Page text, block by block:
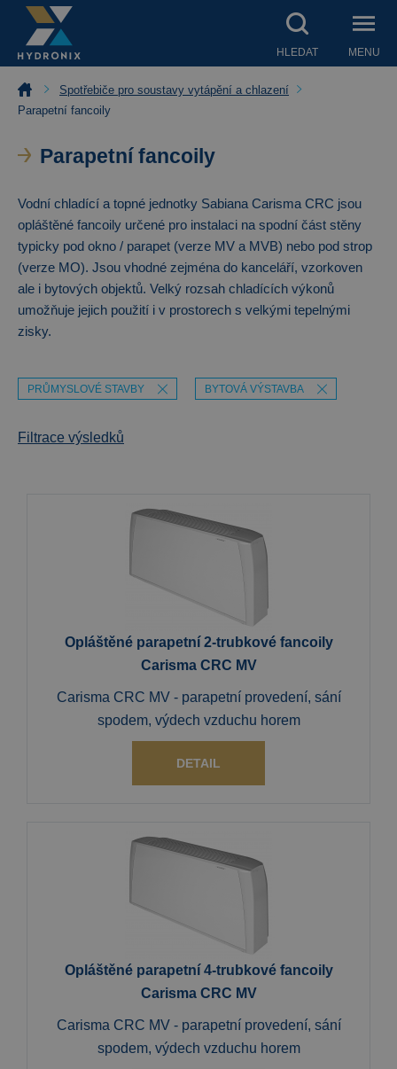
HLEDAT MENU
Spotřebiče pro soustavy vytápění a chlazení
Parapetní fancoily
Parapetní fancoily
Vodní chladící a topné jednotky Sabiana Carisma CRC jsou
opláštěné fancoily určené pro instalaci na spodní část stěny
typicky pod okno / parapet (verze MV a MVB) nebo pod strop
(verze MO). Jsou vhodné zejména do kanceláří, vzorkoven
ale i bytových objektů. Velký rozsah chladících výkonů
umožňuje jejich použití i v prostorech s velkými tepelnými
zisky.
PRŮMYSLOVÉ STAVBY BYTOVÁ VÝSTAVBA
Filtrace výsledků
Opláštěné parapetní 2-trubkové fancoily
Carisma CRC MV
Carisma CRC MV - parapetní provedení, sání
spodem, výdech vzduchu horem
DETAIL
Opláštěné parapetní 4-trubkové fancoily
Carisma CRC MV
Carisma CRC MV - parapetní provedení, sání
spodem, výdech vzduchu horem